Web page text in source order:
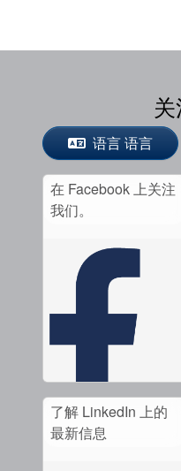
语言 语言
在 Facebook 上关注
我们。
了解 LinkedIn 上的
最新信息